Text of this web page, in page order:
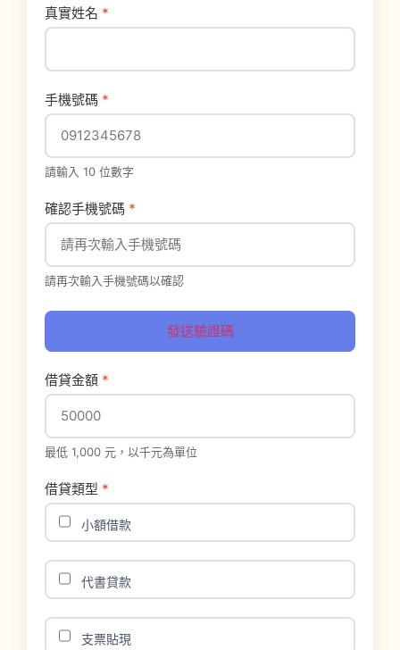
真實姓名 *
手機號碼 *
請輸入 10 位數字
確認手機號碼 *
請再次輸入手機號碼以確認
發送驗證碼
借貸金額 *
最低 1,000 元，以千元為單位
借貸類型 *
小額借款
代書貸款
支票貼現